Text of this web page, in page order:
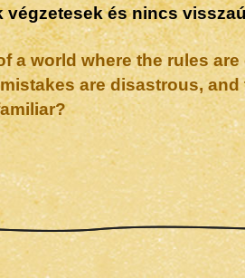
végzetesek és nincs
a world where the rules
are disastrous,